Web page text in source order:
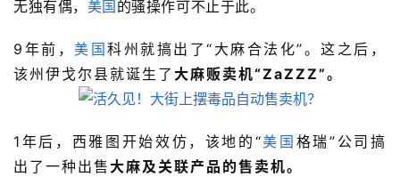
无独有偶， 美国 的骚操作可不止于此。
9年前，美国科州就搞出了“大麻合法化”。这之后，
该州伊戈尔县就诞生了 大麻贩卖机“ZaZZZ”。
1年后，西雅图开始效仿，该地的“美国 格瑞”公司搞
出了一种出售大麻及关联产品的售卖机。